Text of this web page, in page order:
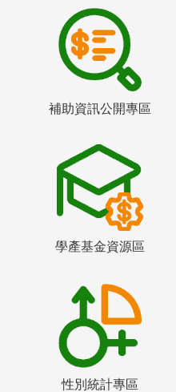
補助資訊公開專區
學產基金資源區
性別統計專區